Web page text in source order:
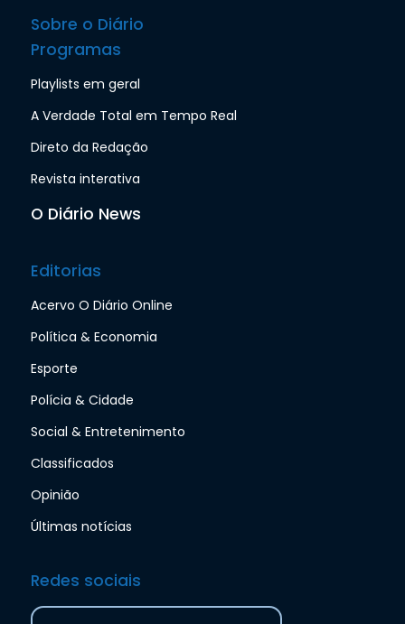
Sobre o Diário
Programas
Playlists em geral
A Verdade Total em Tempo Real
Direto da Redação
Revista interativa
O Diário News
Editorias
Acervo O Diário Online
Política & Economia
Esporte
Polícia & Cidade
Social & Entretenimento
Classificados
Opinião
Últimas notícias
Redes sociais